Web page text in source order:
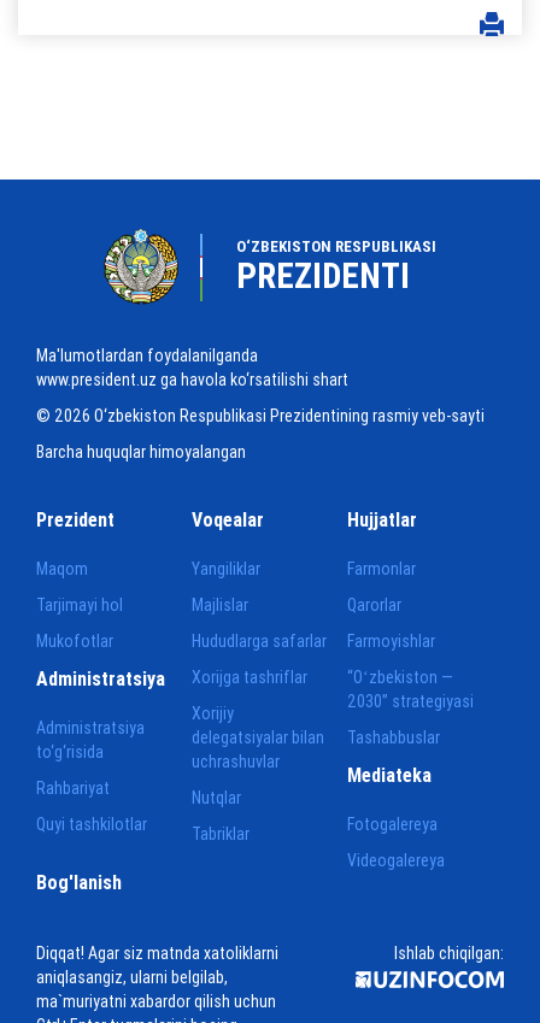
O‘ZBEKISTON RESPUBLIKASI
PREZIDENTI
Ma'lumotlardan foydalanilganda
www.president.uz ga havola ko‘rsatilishi shart
© 2026 O‘zbekiston Respublikasi Prezidentining rasmiy veb-sayti
Barcha huquqlar himoyalangan
Prezident
Maqom
Tarjimayi hol
Mukofotlar
Voqealar
Yangiliklar
Majlislar
Hududlarga safarlar
Xorijga tashriflar
Xorijiy
delegatsiyalar bilan
uchrashuvlar
Nutqlar
Tabriklar
Hujjatlar
Farmonlar
Qarorlar
Farmoyishlar
“Oʻzbekiston —
2030” strategiyasi
Tashabbuslar
Administratsiya
Administratsiya
to‘g‘risida
Rahbariyat
Quyi tashkilotlar
Mediateka
Fotogalereya
Videogalereya
Bog'lanish
Diqqat! Agar siz matnda xatoliklarni
aniqlasangiz, ularni belgilab,
ma`muriyatni xabardor qilish uchun
Ishlab chiqilgan: